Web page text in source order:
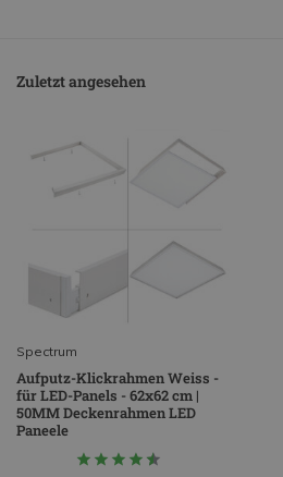
Zuletzt angesehen
Spectrum
Aufputz-Klickrahmen Weiss -
für LED-Panels - 62x62 cm |
50MM Deckenrahmen LED
Paneele